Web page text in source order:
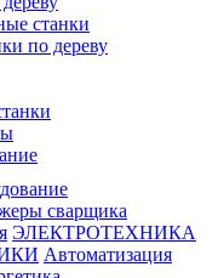
станки
по дереву
сварщика
ЭЛЕКТРОТЕХНИКА
Автоматизация